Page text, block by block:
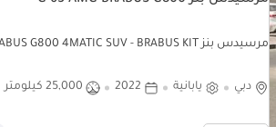
مرسيدس بنز G 63 AMG BRABUS G800 4MATIC SUV - BRABUS KIT
دبي يابانية 2022 25,000 كيلومتر